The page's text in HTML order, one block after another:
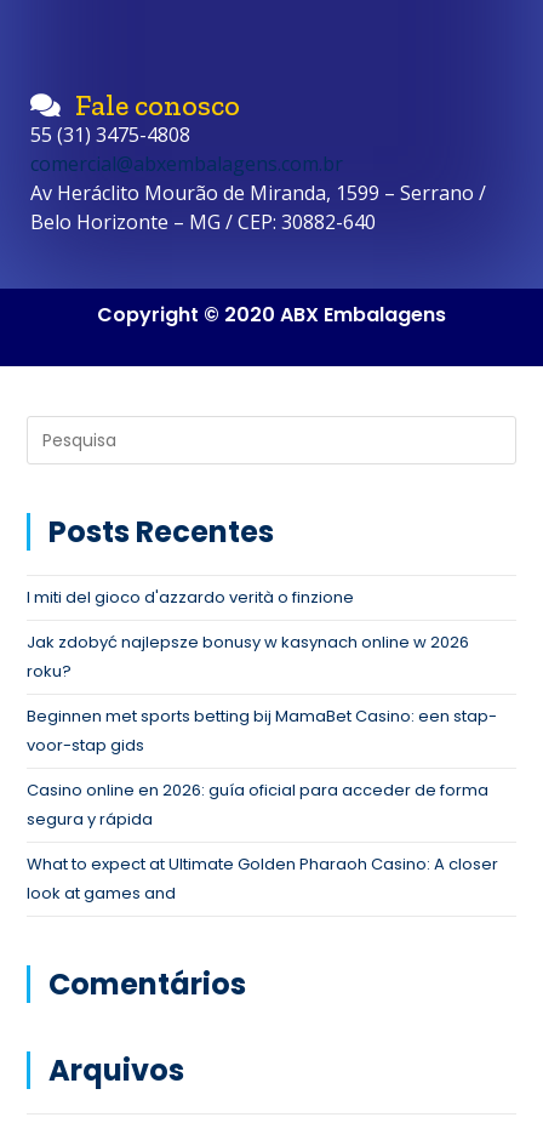
Fale conosco
55 (31) 3475-4808
comercial@abxembalagens.com.br
Av Heráclito Mourão de Miranda, 1599 – Serrano /
Belo Horizonte – MG / CEP: 30882-640
Copyright © 2020 ABX Embalagens
Posts Recentes
I miti del gioco d'azzardo verità o finzione
Jak zdobyć najlepsze bonusy w kasynach online w 2026
roku?
Beginnen met sports betting bij MamaBet Casino: een stap-
voor-stap gids
Casino online en 2026: guía oficial para acceder de forma
segura y rápida
What to expect at Ultimate Golden Pharaoh Casino: A closer
look at games and
Comentários
Arquivos